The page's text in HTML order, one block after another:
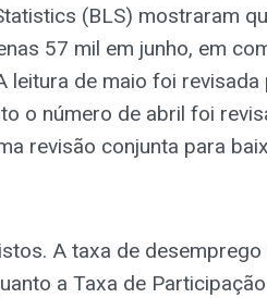
(BLS) mostraram
57 mil em junho, em
de maio foi revisada
o número de abril foi
revisão conjunta para
A taxa de desemprego
a Taxa de